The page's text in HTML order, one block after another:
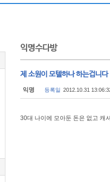
익명수다방
제 소원이 모텔하나 하는겁니다
익명 등록일 2012.10.31
30대 나이에 모아둔 돈은 없고 캐